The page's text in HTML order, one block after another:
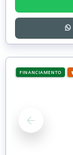
FINANCIAMENTO